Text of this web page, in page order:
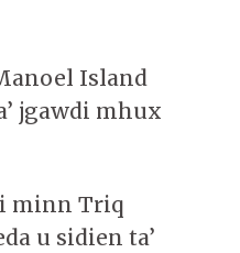
Island
jgawdi mhux
minn Triq
u sidien ta’